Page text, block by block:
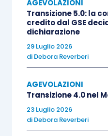
spetta nelle seguenti
pari al 20%
componente
D.L. 4/2022
componente
effettivamente
AGEVOLAZIONI
Transizione 5.0: la
credito dal GSE
dichiarazione
29 Luglio 2026
di Debora Reverberi
AGEVOLAZIONI
Transizione 4.0 nel
23 Luglio 2026
di Debora Reverberi